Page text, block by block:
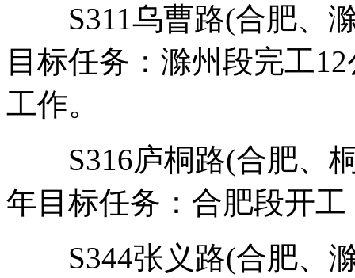
S311乌曹路(合肥、滁
目标任务：滁州段完工
工作。
S316庐桐路(合肥、桐
年目标任务：合肥段开
S344张义路(合肥、滁